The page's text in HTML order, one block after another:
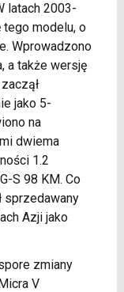
latach 2003-
modelu, o
Wprowadzono
a także wersję
jako 5-
na
dwiema
1.2
S 98 KM. Co
sprzedawany
Azji jako
zmiany
V